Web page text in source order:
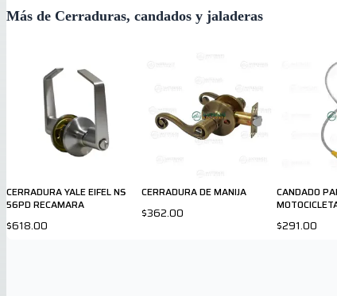
Más de Cerraduras, candados y jaladeras
CERRADURA YALE EIFEL NS
56PD RECAMARA
$618.00
CERRADURA DE MANIJA
$362.00
CANDADO
$291.00